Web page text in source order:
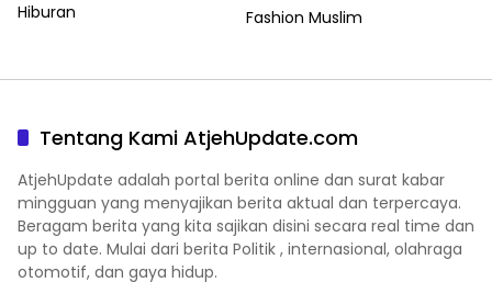
Hiburan
Fashion Muslim
Tentang Kami AtjehUpdate.com
AtjehUpdate adalah portal berita online dan surat kabar
mingguan yang menyajikan berita aktual dan terpercaya.
Beragam berita yang kita sajikan disini secara real time dan
up to date. Mulai dari berita Politik , internasional, olahraga
otomotif, dan gaya hidup.